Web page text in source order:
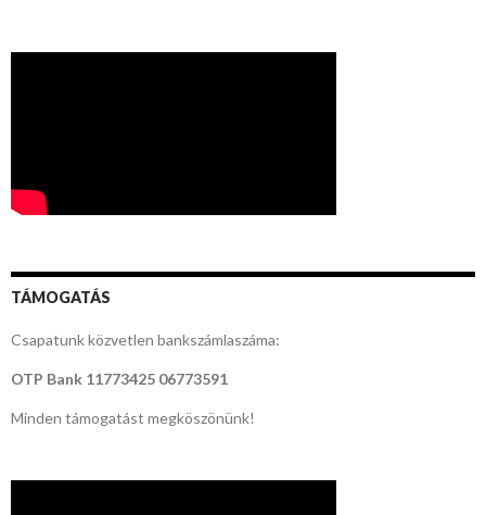
TÁMOGATÁS
Csapatunk közvetlen bankszámlaszáma:
OTP Bank 11773425 06773591
Minden támogatást megköszönünk!